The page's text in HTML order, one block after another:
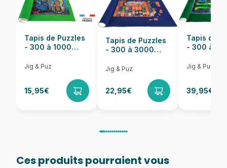
Tapis de Puzzles
- 300 à 1000
Jig & Puz
15,95€
Tapis de Puzzles
- 300 à 3000
Jig & Puz
22,95€
Tapis de
- 300 à
Jig & Puz
39,95€
Ces produits pourraient vous